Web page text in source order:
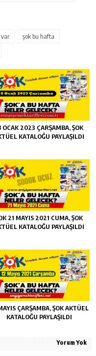
şok bu hafta
OCAK 2023 ÇARŞAMBA, ŞOK
KATALOĞU PAYLAŞILDI
21 MAYIS 2021 CUMA, ŞOK
KATALOĞU PAYLAŞILDI
ÇARŞAMBA, ŞOK AKTÜEL
KATALOĞU PAYLAŞILDI
Yorum Yok